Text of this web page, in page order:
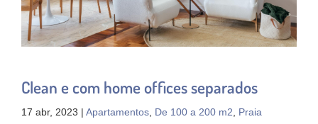
Clean e com home offices separados
17 abr, 2023 | Apartamentos De 100 a 200 m2
Praia